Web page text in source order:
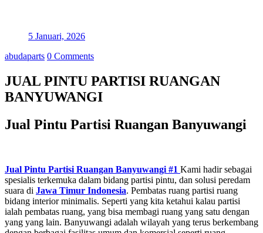
5 Januari, 2026
abudaparts 0 Comments
JUAL PINTU PARTISI RUANGAN
BANYUWANGI
Jual Pintu Partisi Ruangan Banyuwangi
Jual Pintu Partisi Ruangan Banyuwangi #1 Kami hadir sebagai
spesialis terkemuka dalam bidang partisi pintu, dan solusi peredam
suara di Jawa Timur Indonesia. Pembatas ruang partisi ruang
bidang interior minimalis. Seperti yang kita ketahui kalau partisi
ialah pembatas ruang, yang bisa membagi ruang yang satu dengan
yang yang lain. Banyuwangi adalah wilayah yang terus berkembang